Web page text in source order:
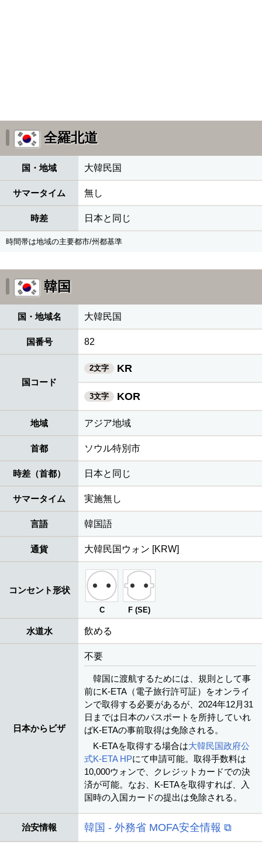
全羅北道
国・地域 大韓民国
サマータイム 無し
時差 日本と同じ
時間帯は地域の主要都市/州都基準
韓国
国・地域名 大韓民国
国番号 82
国コード
2文字 KR
3文字 KOR
地域 アジア地域
首都 ソウル特別市
時差（首都） 日本と同じ
サマータイム 実施無し
言語 韓国語
通貨 大韓民国ウォン [KRW]
コンセント形状
C F (SE)
水道水 飲める
日本からビザ
不要
韓国に渡航するためには、規則として事
前にK-ETA（電子旅行許可証）をオンライ
ンで取得する必要があるが、2024年12月31
日までは日本のパスポートを所持していれ
ばK-ETAの事前取得は免除される。
K-ETAを取得する場合は大韓民国政府公
式K-ETA HPにて申請可能。取得手数料は
10,000ウォンで、クレジットカードでの決
済が可能。なお、K-ETAを取得すれば、入
国時の入国カードの提出は免除される。
治安情報 韓国 - 外務省 MOFA安全情報 ⧉